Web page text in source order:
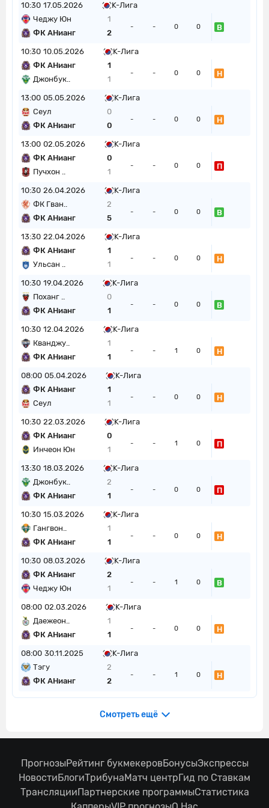
10:30 17.05.2026
K-Лига
Чеджу Юн
1
ФК АНианг
2
- - 0 0 В
10:30 10.05.2026
K-Лига
ФК АНианг
1
Джонбук..
1
- - 0 0 Н
13:00 05.05.2026
K-Лига
Сеул
0
ФК АНианг
0
- - 0 0 Н
13:00 02.05.2026
K-Лига
ФК АНианг
0
Пучхон ..
1
- - 0 0 П
10:30 26.04.2026
K-Лига
ФК Гван..
2
ФК АНианг
5
- - 0 0 В
13:30 22.04.2026
K-Лига
ФК АНианг
1
Ульсан ..
1
- - 0 0 Н
10:30 19.04.2026
K-Лига
Поханг ..
0
ФК АНианг
1
- - 0 0 В
10:30 12.04.2026
K-Лига
Кванджу..
1
ФК АНианг
1
- - 1 0 Н
08:00 05.04.2026
K-Лига
ФК АНианг
1
Сеул
1
- - 0 0 Н
10:30 22.03.2026
K-Лига
ФК АНианг
0
Инчеон Юн
1
- - 1 0 П
13:30 18.03.2026
K-Лига
Джонбук..
2
ФК АНианг
1
- - 0 0 П
10:30 15.03.2026
K-Лига
Гангвон..
1
ФК АНианг
1
- - 0 0 Н
10:30 08.03.2026
K-Лига
ФК АНианг
2
Чеджу Юн
1
- - 1 0 В
08:00 02.03.2026
K-Лига
Даежеон..
1
ФК АНианг
1
- - 0 0 Н
08:00 30.11.2025
K-Лига
Тэгу
2
ФК АНианг
2
- - 1 0 Н
Смотреть ещё
ПрогнозыРейтинг букмекеровБонусыЭкспрессы
НовостиБлогиТрибунаМатч центрГид по Ставкам
ТрансляцииПартнерские программыСтатистика